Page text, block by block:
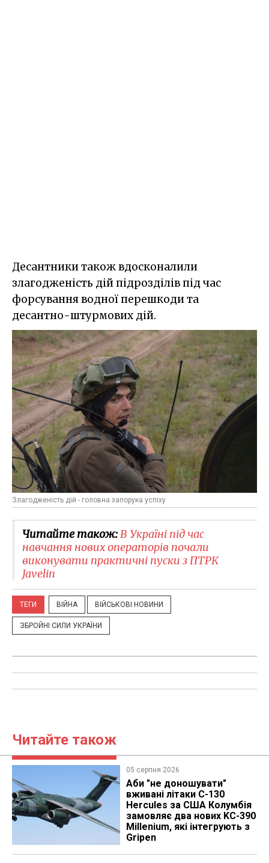
Десантники також вдосконалили
злагодженість дій підрозділів під час
форсування водної перешкоди та
десантно-штурмових дій.
Злагодженість дій - головна запорука успіху
Читайте також:В Україні під час
навчання нових операторів почали
виконувати практичні пуски з ПТРК
Javelin
ТЕГИ ВІЙНА ВІЙСЬКОВІ НОВИНИ
ЗБРОЙНІ СИЛИ УКРАЇНИ
Читайте також
05 серпня 2026
Аби "не доношувати"
вживані літаки C-130
Hercules за США Колумбія
замовляє два нових KC-390
Millenium, які інтегрують з
Gripen